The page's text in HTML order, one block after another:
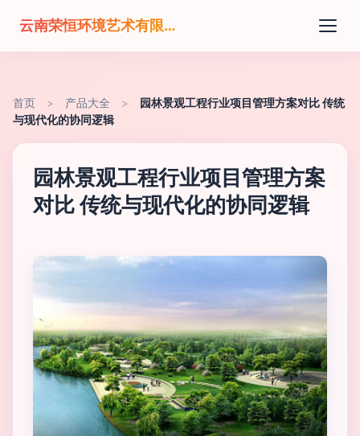
云南荣恒环境艺术有限公司
首页 > 产品大全 >
园林景观工程行业项目管理方案对比 传统
与现代化的协同逻辑
园林景观工程行业项目管理方案
对比 传统与现代化的协同逻辑